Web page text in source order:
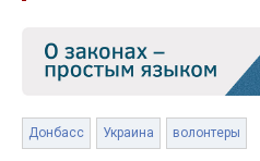
Донбасс Украина волонтеры